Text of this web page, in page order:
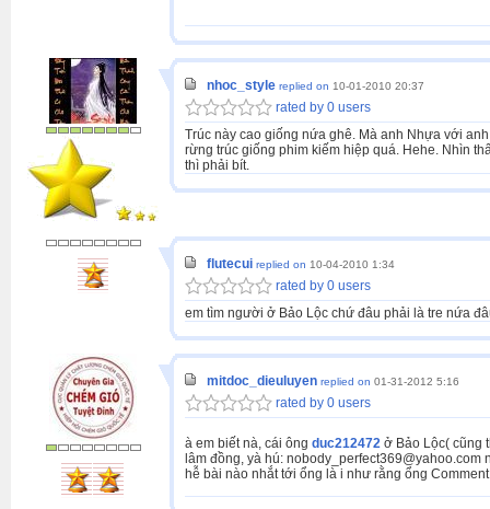
nhoc_style replied on 10-01-2010 20:37
rated by 0 users
Trúc này cao giống nứa ghê. Mà anh Nhựa với
rừng trúc giống phim kiếm hiệp quá. Hehe. Nhìn
thì phải bít.
flutecui replied on 10-04-2010 1:34
rated by 0 users
em tìm người ở Bảo Lộc chứ đâu phải là tre nứa
mitdoc_dieuluyen replied on 01-31-2012 5:16
rated by 0 users
à em biết nà, cái ông duc212472 ở Bảo Lộc( cũng
lâm đồng, yà hú: nobody_perfect369@yahoo.com
hễ bài nào nhắt tới ổng là i như rằng ổng Comment